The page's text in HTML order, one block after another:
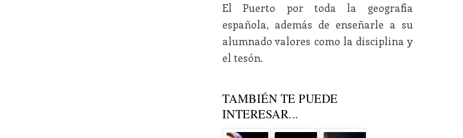
El Puerto por toda la geografia
española, además de enseñarle a su
alumnado valores como la disciplina y
el tesón.
TAMBIÉN TE PUEDE
INTERESAR...